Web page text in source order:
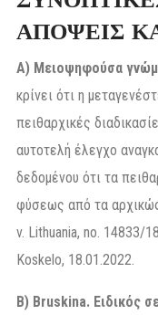
ΑΠΟΨΕΙΣ
Α) Μειοψηφούσα
κρίνει ότι η
πειθαρχικές
αυτοτελή έλεγχο
δεδομένου ότι τα
φύσεως από τα
v. Lithuania, no. 14833/
Koskelo, 18.01.2022.
Β) Bruskina. Ειδικός